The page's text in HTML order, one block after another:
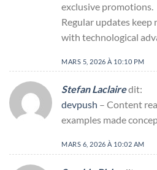
exclusive promotions.
Regular updates keep
with technological
MARS 5, 2026 À 10:10 PM
Stefan Laclairedit:
devpush – Content
examples made
MARS 6, 2026 À 10:02 AM